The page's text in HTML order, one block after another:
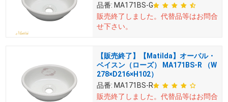
品番: MA171BS-G
販売終了しました。 代替品等はお問合
せ下さい。
【販売終了】【Matilda】オーバル・
ベイスン（ローズ） MA171BS-R （W
278×D216×H102）
品番: MA171BS-R
販売終了しました。 代替品等はお問合